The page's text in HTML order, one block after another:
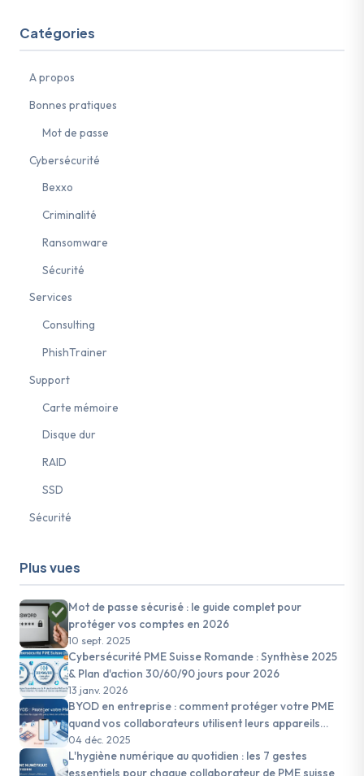
Catégories
A propos
Bonnes pratiques
Mot de passe
Cybersécurité
Bexxo
Criminalité
Ransomware
Sécurité
Services
Consulting
PhishTrainer
Support
Carte mémoire
Disque dur
RAID
SSD
Sécurité
Plus vues
Mot de passe sécurisé : le guide complet pour
protéger vos comptes en 2026
10 sept. 2025
Cybersécurité PME Suisse Romande : Synthèse 2025
& Plan d'action 30/60/90 jours pour 2026
13 janv. 2026
BYOD en entreprise : comment protéger votre PME
quand vos collaborateurs utilisent leurs appareils
personnels
04 déc. 2025
L'hygiène numérique au quotidien : les 7 gestes
essentiels pour chaque collaborateur de PME suisse